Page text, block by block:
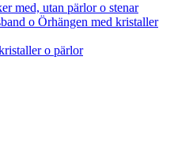
med, utan pärlor o stenar
o Örhängen med kristaller
o pärlor